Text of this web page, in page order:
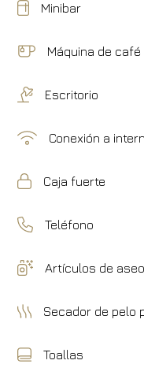
Minibar
Máquina de
Escritorio
Conexión a
Caja fuerte
Teléfono
Artículos de
Secador de pelo
Toallas